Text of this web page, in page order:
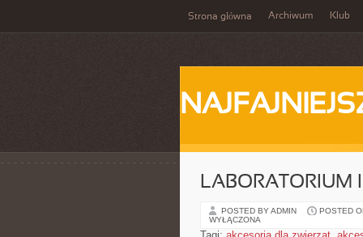
Strona główna Archiwum Klub
LABORATORIUM
POSTED BY ADMIN POSTED
WYŁĄCZONA